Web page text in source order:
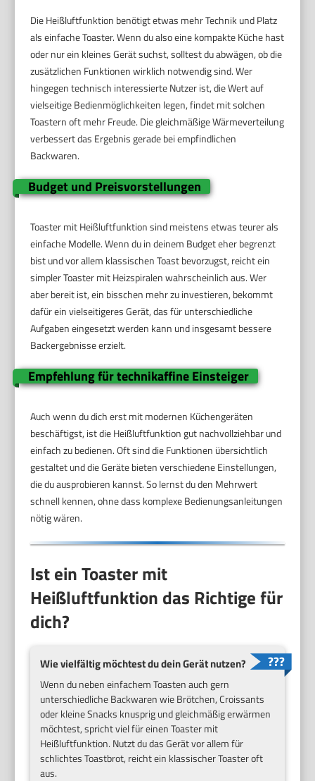
Die Heißluftfunktion benötigt etwas mehr Technik und Platz
als einfache Toaster. Wenn du also eine kompakte Küche hast
oder nur ein kleines Gerät suchst, solltest du abwägen, ob die
zusätzlichen Funktionen wirklich notwendig sind. Wer
hingegen technisch interessierte Nutzer ist, die Wert auf
vielseitige Bedienmöglichkeiten legen, findet mit solchen
Toastern oft mehr Freude. Die gleichmäßige Wärmeverteilung
verbessert das Ergebnis gerade bei empfindlichen
Backwaren.
Budget und Preisvorstellungen
Toaster mit Heißluftfunktion sind meistens etwas teurer als
einfache Modelle. Wenn du in deinem Budget eher begrenzt
bist und vor allem klassischen Toast bevorzugst, reicht ein
simpler Toaster mit Heizspiralen wahrscheinlich aus. Wer
aber bereit ist, ein bisschen mehr zu investieren, bekommt
dafür ein vielseitigeres Gerät, das für unterschiedliche
Aufgaben eingesetzt werden kann und insgesamt bessere
Backergebnisse erzielt.
Empfehlung für technikaffine Einsteiger
Auch wenn du dich erst mit modernen Küchengeräten
beschäftigst, ist die Heißluftfunktion gut nachvollziehbar und
einfach zu bedienen. Oft sind die Funktionen übersichtlich
gestaltet und die Geräte bieten verschiedene Einstellungen,
die du ausprobieren kannst. So lernst du den Mehrwert
schnell kennen, ohne dass komplexe Bedienungsanleitungen
nötig wären.
Ist ein Toaster mit
Heißluftfunktion das Richtige für
dich?
Wie vielfältig möchtest du dein Gerät nutzen?
Wenn du neben einfachem Toasten auch gern
unterschiedliche Backwaren wie Brötchen, Croissants
oder kleine Snacks knusprig und gleichmäßig erwärmen
möchtest, spricht viel für einen Toaster mit
Heißluftfunktion. Nutzt du das Gerät vor allem für
schlichtes Toastbrot, reicht ein klassischer Toaster oft
aus.